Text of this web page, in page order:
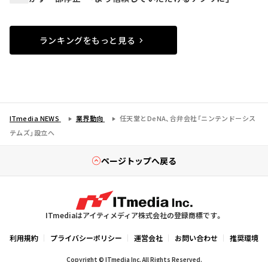
ランキングをもっと見る
ITmedia NEWS 業界動向
任天堂とDeNA、合弁会社「ニンテンドーシス
テムズ」設立へ
ページトップへ戻る
ITmediaはアイティメディア株式会社の登録商標です。
利用規約 プライバシーポリシー 運営会社 お問い合わせ 推奨環境
Copyright © ITmedia Inc. All Rights Reserved.